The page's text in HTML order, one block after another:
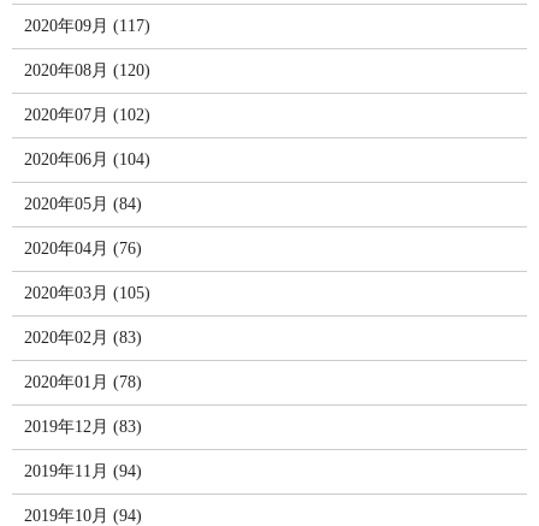
2020年09月 (117)
2020年08月 (120)
2020年07月 (102)
2020年06月 (104)
2020年05月 (84)
2020年04月 (76)
2020年03月 (105)
2020年02月 (83)
2020年01月 (78)
2019年12月 (83)
2019年11月 (94)
2019年10月 (94)